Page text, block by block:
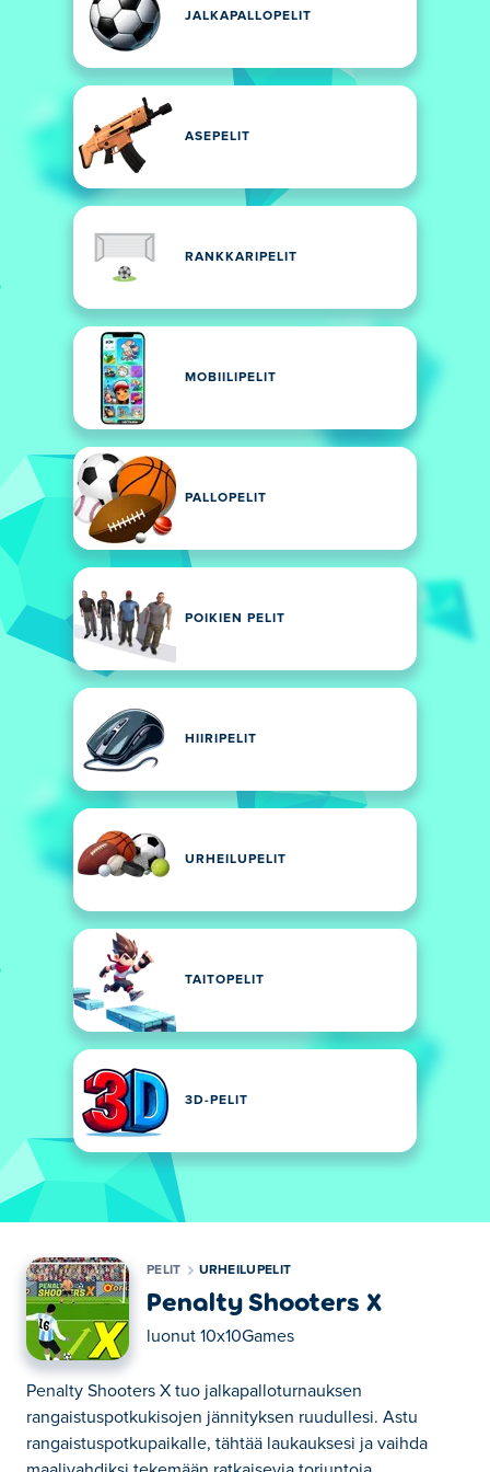
JALKAPALLOPELIT
ASEPELIT
RANKKARIPELIT
MOBIILIPELIT
PALLOPELIT
POIKIEN PELIT
HIIRIPELIT
URHEILUPELIT
TAITOPELIT
3D-PELIT
PELIT URHEILUPELIT
Penalty Shooters X
luonut 10x10Games
Penalty Shooters X tuo jalkapalloturnauksen
rangaistuspotkukisojen jännityksen ruudullesi. Astu
rangaistuspotkupaikalle, tähtää laukauksesi ja vaihda